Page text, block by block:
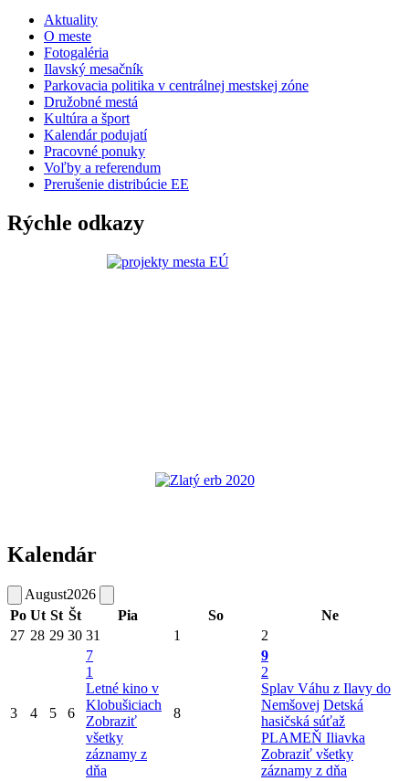
Aktuality
O meste
Fotogaléria
Ilavský mesačník
Parkovacia politika v centrálnej mestskej zóne
Družobné mestá
Kultúra a šport
Kalendár podujatí
Pracovné ponuky
Voľby a referendum
Prerušenie distribúcie EE
Rýchle odkazy
Kalendár
August2026
Po Ut St Št Pia So
Ne
27 28 29 30 31 1 2
3 4 5 6
7
1
Letné kino v
Klobušiciach
Zobraziť
všetky
záznamy z
dňa
8
9
2
Splav Váhu z Ilavy do
Nemšovej Detská
hasičská súťaž
PLAMEŇ Iliavka
Zobraziť všetky
záznamy z dňa